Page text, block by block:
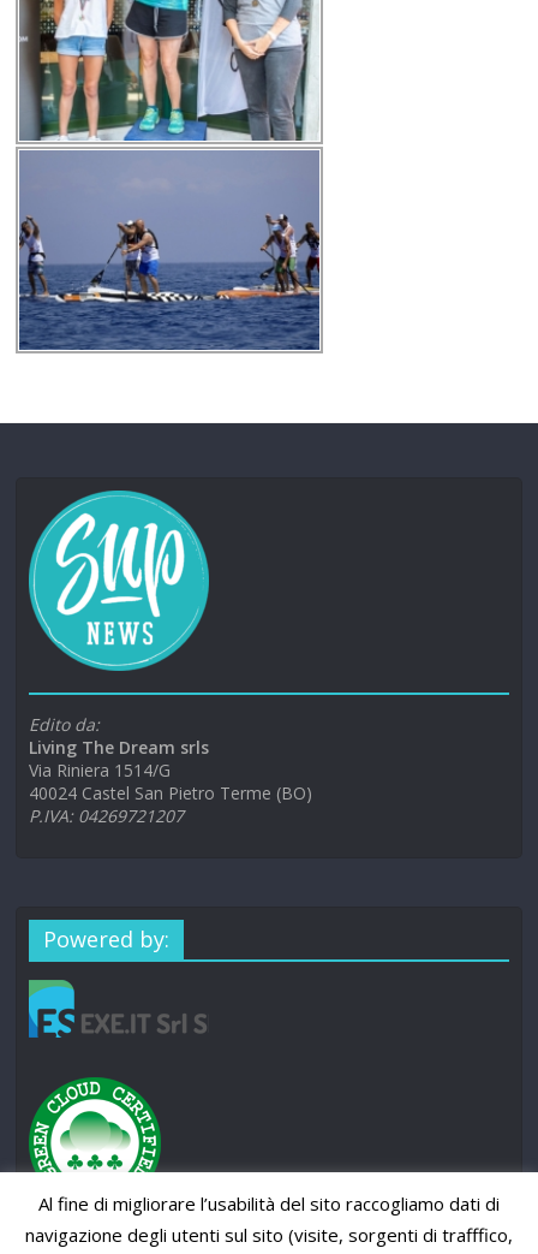
Edito da:
Living The Dream srls
Via Riniera 1514/G
40024 Castel San Pietro Terme (BO)
P.IVA: 04269721207
Powered by:
Al fine di migliorare l’usabilità del sito raccogliamo dati di
navigazione degli utenti sul sito (visite, sorgenti di trafffico,